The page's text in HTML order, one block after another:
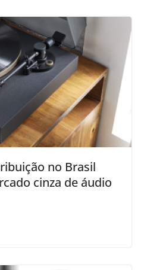
no Brasil
cinza de áudio